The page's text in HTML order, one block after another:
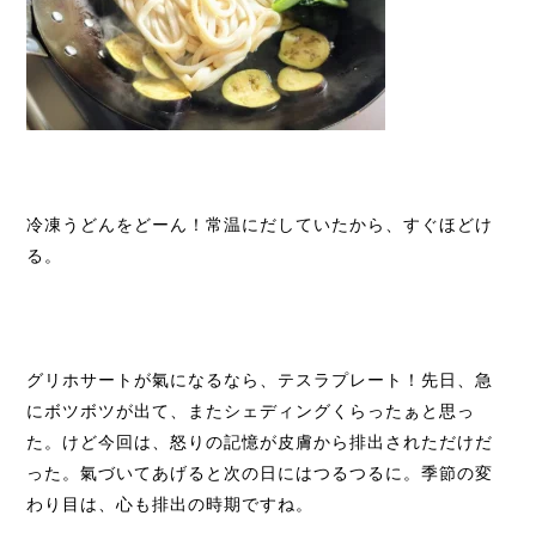
冷凍うどんをどーん！常温にだしていたから、すぐほどけ
る。
グリホサートが氣になるなら、テスラプレート！先日、急
にボツボツが出て、またシェディングくらったぁと思っ
た。けど今回は、怒りの記憶が皮膚から排出されただけだ
った。氣づいてあげると次の日にはつるつるに。季節の変
わり目は、心も排出の時期ですね。